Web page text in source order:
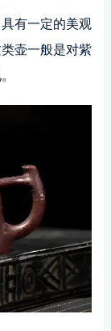
有一定的美观
壶一般是对紫